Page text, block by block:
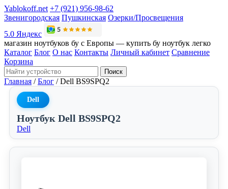
Yablokoff.net +7 (921) 956-98-62
Звенигородская Пушкинская Озерки/Просвещения
5.0 Яндекс
магазин ноутбуков бу с Европы — купить бу ноутбук легко
Каталог Блог О нас Контакты Личный кабинет Сравнение
Корзина
Поиск
Главная / Блог / Dell BS9SPQ2
Dell
Ноутбук Dell BS9SPQ2
Dell